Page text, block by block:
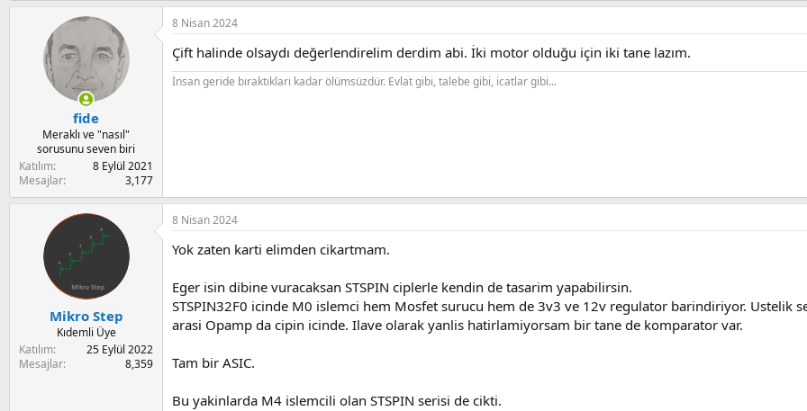
a
c
i
o
n
fide
Meraklı ve "nasıl"
sorusunu seven biri
Katılım
8 Eylül 2021
Mesajlar
3,177
8 Nisan 2024
Çift halinde olsaydı değerlendirelim derdim abi. İki motor olduğu için iki tane lazım.
İnsan geride bıraktıkları kadar ölümsüzdür. Evlat gibi, talebe gibi, icatlar gibi...
Mikro Step
Kıdemli Üye
Katılım
25 Eylül 2022
Mesajlar
8,359
8 Nisan 2024
Yok zaten karti elimden cikartmam.
Eger isin dibine vuracaksan STSPIN ciplerle kendin de tasarim yapabilirsin.
STSPIN32F0 icinde M0 islemci hem Mosfet surucu hem de 3v3 ve 12v regulator barindiriyor. Ustelik
arasi Opamp da cipin icinde. Ilave olarak yanlis hatirlamiyorsam bir tane de komparator var.
Tam bir ASIC.
Bu yakinlarda M4 islemcili olan STSPIN serisi de cikti.